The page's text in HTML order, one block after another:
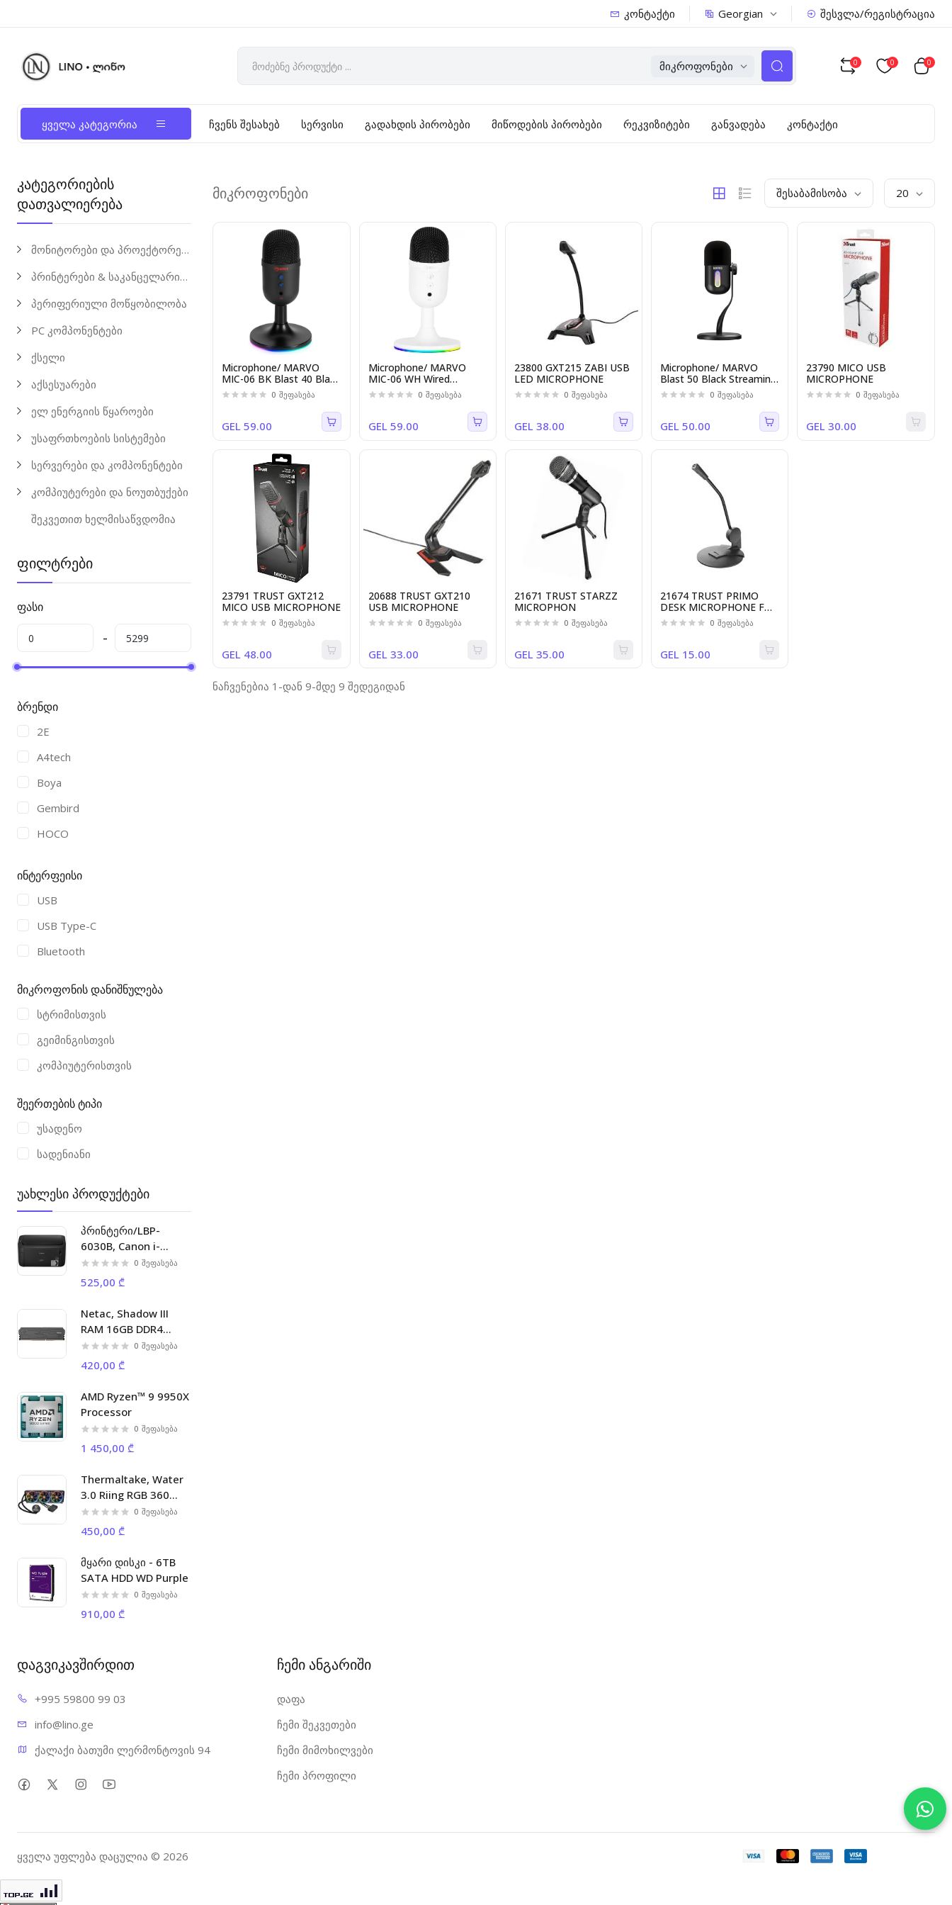
კონტაქტი Georgian შესვლა/რეგისტრაცია
Მიკროფონები 0 0 0
ყველა კატეგორია ჩვენს შესახებ სერვისი გადახდის პირობები მიწოდების პირობები რეკვიზიტები განვადება კონტაქტი
კატეგორიების
დათვალიერება
მონიტორები და პროექტორები
პრინტერები & საკანცელარიო საქონელი
პერიფერიული მოწყობილობა
PC კომპონენტები
ქსელი
აქსესუარები
ელ ენერგიის წყაროები
უსაფრთხოების სისტემები
სერვერები და კომპონენტები
კომპიუტერები და ნოუთბუქები
შეკვეთით ხელმისაწვდომია
ფილტრები
ფასი
ბრენდი
2E
A4tech
Boya
Gembird
HOCO
PQRQP
SteelSeries
Ugreen
Xiaomi
ინტერფეისი
USB
USB Type-C
Bluetooth
მიკროფონის დანიშნულება
სტრიმისთვის
გეიმინგისთვის
კომპიუტერისთვის
შეერთების ტიპი
უსადენო
სადენიანი
უახლესი პროდუქტები
პრინტერი/LBP-
6030B, Canon i-
SENSYS laser printer
A4 18ppm 32MB 2400
0 შეფასება
525,00 ₾
Netac, Shadow III
RAM 16GB DDR4
3200MHz C16 DIMM.
0 შეფასება
420,00 ₾
AMD Ryzen™ 9 9950X
Processor
0 შეფასება
1 450,00 ₾
Thermaltake, Water
3.0 Riing RGB 360
Liquid Cooler
0 შეფასება
450,00 ₾
მყარი დისკი - 6TB
SATA HDD WD Purple
0 შეფასება
910,00 ₾
მიკროფონები Შესაბამისობა 20
Microphone/ MARVO
MIC-06 BK Blast 40 Black
Wired
0 შეფასება
GEL 59.00
Microphone/ MARVO
MIC-06 WH Wired
Microphone
0 შეფასება
GEL 59.00
23800 GXT215 ZABI USB
LED MICROPHONE
0 შეფასება
GEL 38.00
Microphone/ MARVO
Blast 50 Black Streaming
Microphone
0 შეფასება
GEL 50.00
23790 MICO USB
MICROPHONE
0 შეფასება
GEL 30.00
23791 TRUST GXT212
MICO USB MICROPHONE
0 შეფასება
GEL 48.00
20688 TRUST GXT210
USB MICROPHONE
0 შეფასება
GEL 33.00
21671 TRUST STARZZ
MICROPHON
0 შეფასება
GEL 35.00
21674 TRUST PRIMO
DESK MICROPHONE FOR
PC AND LAPTOP
0 შეფასება
GEL 15.00
ნაჩვენებია 1-დან 9-მდე 9 შედეგიდან
დაგვიკავშირდით
+995 59800 99 03
info@lino.ge
ქალაქი ბათუმი ლერმონტოვის 94
ჩემი ანგარიში
დაფა
ჩემი შეკვეთები
ჩემი მიმოხილვები
ჩემი პროფილი
ყველა უფლება დაცულია © 2026